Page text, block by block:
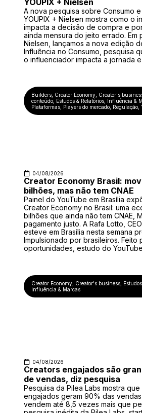
YOUPIX + Nielsen
A nova pesquisa sobre Consumo
YOUPIX + Nielsen mostra como o
impacta a decisão de compra e
ainda mensura do jeito errado. Em
Nielsen, lançamos a nova edição
Influência no Consumo, pesquisa
o influenciador impacta a jornada
Builders Creator Economy Creator's
conteúdo Estudos & Relatórios Influência &
Plataformas Players do mercado Regulação ,
04/08/2026
Creator Economy Brasil:
bilhões, mas não tem CNAE
Painel do YouTube em Brasília
Creator Economy no Brasil: uma
bilhões que ainda não tem CNAE,
pagamento justo. A Rafa Lotto, CEO
esteve em Brasília nesta semana
Impulsionado por brasileiros. Feito
oportunidades, estudo do
Creator Economy Creator's business
Influência & Marcas
04/08/2026
Creators engajados são
de vendas, diz pesquisa
Pesquisa da Pilea Labs mostra
engajados geram 90% das
vendem até 8,5 vezes mais que